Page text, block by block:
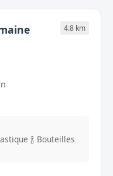
4.8 km
🍾 Bouteilles